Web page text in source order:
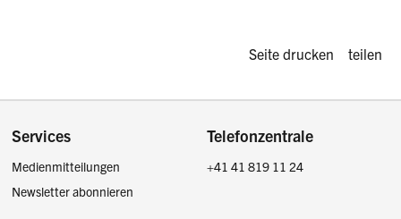
Diese Seite
Seite drucken teilen
Footer
Services
Medienmitteilungen
Newsletter abonnieren
Telefonzentrale
+41 41 819 11 24